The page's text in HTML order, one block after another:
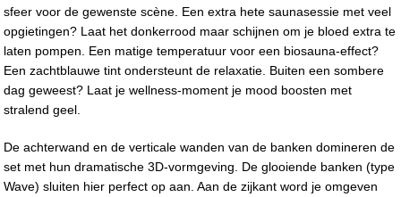
sfeer voor de gewenste scène. Een extra hete saunasessie met veel
opgietingen? Laat het donkerrood maar schijnen om je bloed extra te
laten pompen. Een matige temperatuur voor een biosauna-effect?
Een zachtblauwe tint ondersteunt de relaxatie. Buiten een sombere
dag geweest? Laat je wellness-moment je mood boosten met
stralend geel.
De achterwand en de verticale wanden van de banken domineren de
set met hun dramatische 3D-vormgeving. De glooiende banken (type
Wave) sluiten hier perfect op aan. Aan de zijkant word je omgeven